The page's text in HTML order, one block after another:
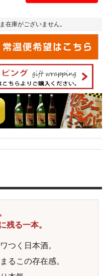
在庫がございません。
残る一本。
つく日本酒。
るこの存在感。